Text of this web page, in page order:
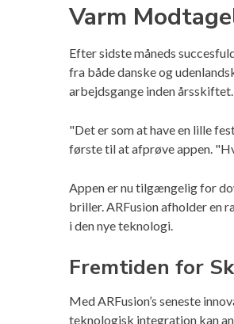
Varm
Efter sidste måneds
fra både danske og
arbejdsgange inden årsskiftet.
"Det er som at have en lille
første til at afprøve appen.
Appen er nu tilgængelig for
briller. ARFusion afholder en
i den nye teknologi.
Fremtiden for
Med ARFusion’s seneste
teknologisk integration kan